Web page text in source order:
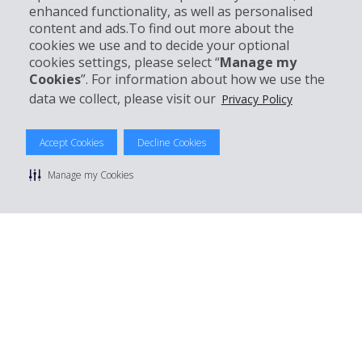
enhanced functionality, as well as personalised
content and ads.To find out more about the
cookies we use and to decide your optional
cookies settings, please select “Manage my
Cookies”. For information about how we use the
data we collect, please visit our Privacy Policy
Accept Cookies Decline Cookies
Manage my Cookies
Kundenservice
Mieten bei Hertz
© 2026 The Hertz System, Inc.
Datenschutzrichtlinie
Sitemap Cookies verwalten